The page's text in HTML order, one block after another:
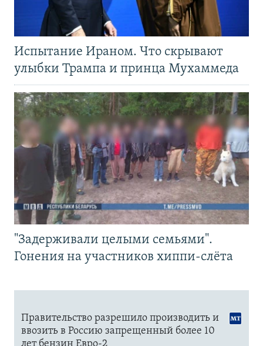
Испытание Ираном. Что скрывают
улыбки Трампа и принца Мухаммеда
"Задерживали целыми семьями".
Гонения на участников хиппи-слёта